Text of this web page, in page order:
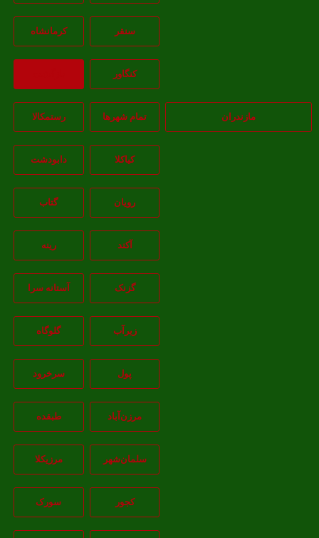
سنقر کرمانشاه
کنگاور
مازندران تمام شهر‌ها رستمکالا
کیاکلا دابودشت
رویان
گزنک آستانه سرا
زیرآب گلوگاه
سرخرود
مرزن‌آباد طبقده
سلمان‌شهر مرزیکلا
کجور سورک